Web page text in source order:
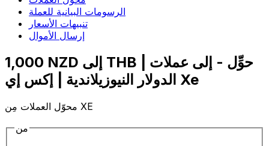
الرسومات البيانية للعملة
تنبيهات الأسعار
إرسال الأموال
1,000 NZD إلى THB | حوِّل - إلى عملات
الدولار النيوزيلاندية | إكس إي Xe
محوّل العملات مِن XE
من